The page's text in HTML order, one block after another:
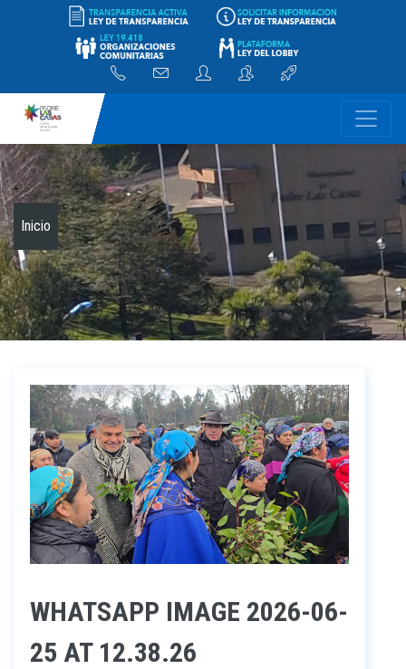
-
Inicio
WHATSAPP IMAGE 2026-06-
25 AT 12.38.26